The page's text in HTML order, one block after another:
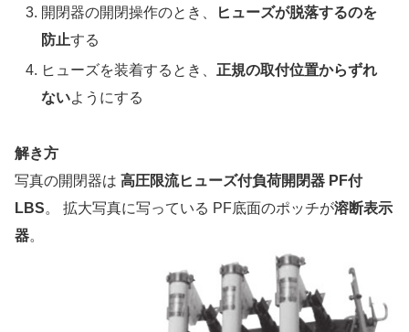
開閉器の開閉操作のとき、
ヒューズが脱落するのを
防止する
ヒューズを装着するとき、正規の取付位置からずれ
ないようにする
解き方
写真の開閉器は 高圧限流ヒューズ付負荷開閉器 PF付
LBS。 拡大写真に写っている PF底面のポッチが溶断表示
器。